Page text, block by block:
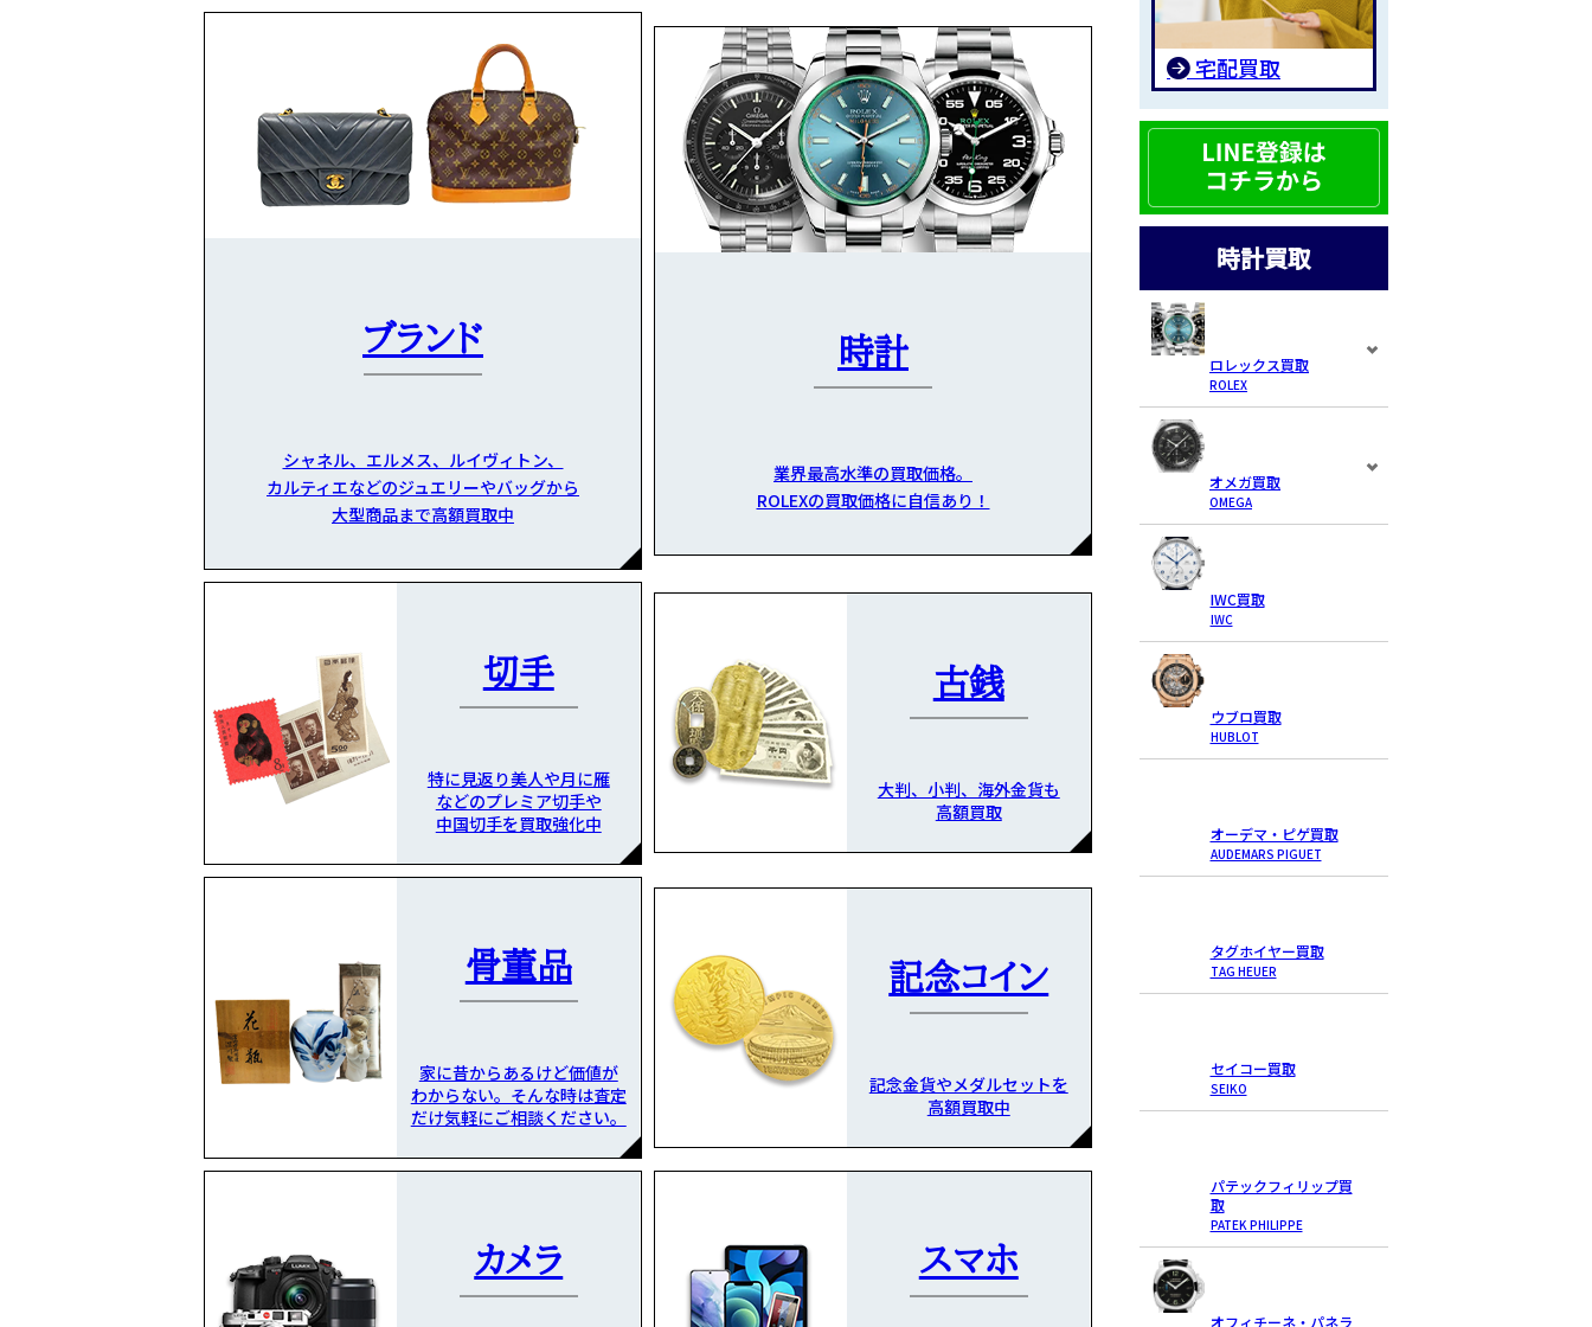
ブランド
シャネル、エルメス、ルイヴィトン、
カルティエなどのジュエリーやバッグから
大型商品まで高額買取中
時計
業界最高水準の買取価格。
ROLEXの買取価格に自信あり！
切手
特に見返り美人や月に雁
などのプレミア切手や
中国切手を買取強化中
古銭
大判、小判、海外金貨も
高額買取
骨董品
家に昔からあるけど価値が
わからない。そんな時は査定
だけ気軽にご相談ください。
記念コイン
記念金貨やメダルセットを
高額買取中
カメラ スマホ
宅配買取
時計買取
ロレックス買取
ROLEX
オメガ買取
OMEGA
IWC買取
IWC
ウブロ買取
HUBLOT
オーデマ・ピゲ買取
AUDEMARS PIGUET
タグホイヤー買取
TAG HEUER
セイコー買取
SEIKO
パテックフィリップ買
取
PATEK PHILIPPE
オフィチーネ・パネラ